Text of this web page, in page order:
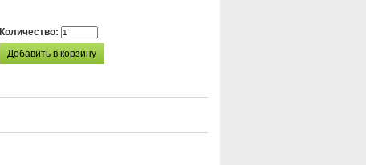
Количество: